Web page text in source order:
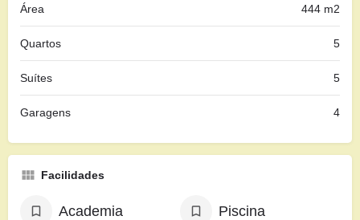
Área 444 m2
Quartos 5
Suítes 5
Garagens 4
Facilidades
Academia Piscina